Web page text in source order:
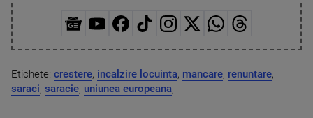
Etichete: crestere, incalzire locuinta, mancare, renuntare,
saraci, saracie, uniunea europeana,